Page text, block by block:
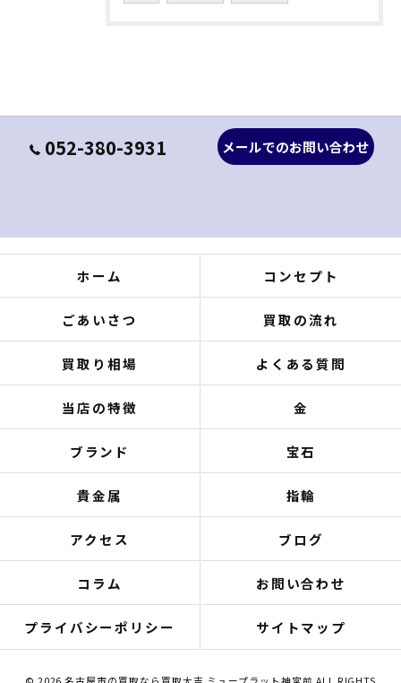
052-380-3931 メールでのお問い合わせ
ホーム コンセプト
ごあいさつ 買取の流れ
買取り相場 よくある質問
当店の特徴 金
ブランド 宝石
貴金属 指輪
アクセス ブログ
コラム お問い合わせ
プライバシーポリシー サイトマップ